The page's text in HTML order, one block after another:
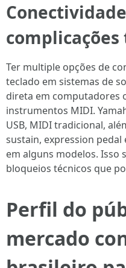
complicações
Ter multiple opções de
teclado em sistemas de
direta em computadores
instrumentos MIDI.
USB, MIDI tradicional,
sustain, expression
em alguns modelos. Isso
bloqueios técnicos que
Perfil do
mercado